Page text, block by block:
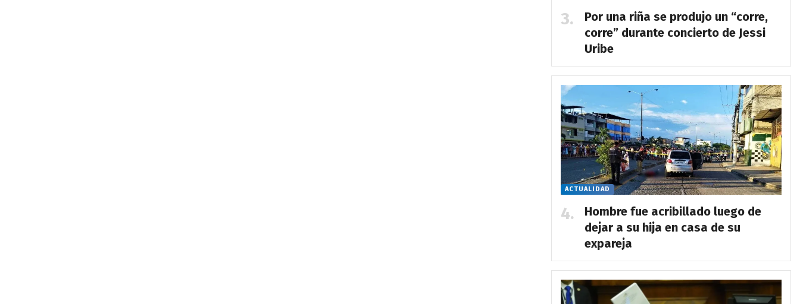
Por una riña se produjo un “corre,
corre” durante concierto de Jessi
Uribe
ACTUALIDAD
Hombre fue acribillado luego de
dejar a su hija en casa de su
expareja